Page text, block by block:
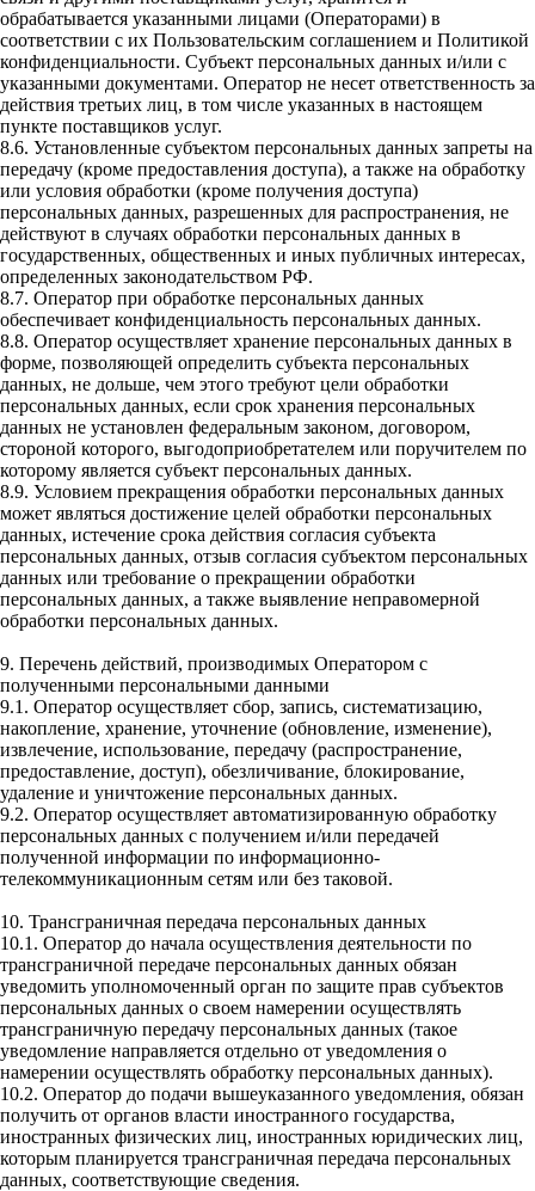
обрабатывается указанными лицами (Операторами) в
соответствии с их Пользовательским соглашением и Политикой
конфиденциальности. Субъект персональных данных и/или с
указанными документами. Оператор не несет ответственность за
действия третьих лиц, в том числе указанных в настоящем
пункте поставщиков услуг.
8.6. Установленные субъектом персональных данных запреты на
передачу (кроме предоставления доступа), а также на обработку
или условия обработки (кроме получения доступа)
персональных данных, разрешенных для распространения, не
действуют в случаях обработки персональных данных в
государственных, общественных и иных публичных интересах,
определенных законодательством РФ.
8.7. Оператор при обработке персональных данных
обеспечивает конфиденциальность персональных данных.
8.8. Оператор осуществляет хранение персональных данных в
форме, позволяющей определить субъекта персональных
данных, не дольше, чем этого требуют цели обработки
персональных данных, если срок хранения персональных
данных не установлен федеральным законом, договором,
стороной которого, выгодоприобретателем или поручителем по
которому является субъект персональных данных.
8.9. Условием прекращения обработки персональных данных
может являться достижение целей обработки персональных
данных, истечение срока действия согласия субъекта
персональных данных, отзыв согласия субъектом персональных
данных или требование о прекращении обработки
персональных данных, а также выявление неправомерной
обработки персональных данных.
9. Перечень действий, производимых Оператором с
полученными персональными данными
9.1. Оператор осуществляет сбор, запись, систематизацию,
накопление, хранение, уточнение (обновление, изменение),
извлечение, использование, передачу (распространение,
предоставление, доступ), обезличивание, блокирование,
удаление и уничтожение персональных данных.
9.2. Оператор осуществляет автоматизированную обработку
персональных данных с получением и/или передачей
полученной информации по информационно-
телекоммуникационным сетям или без таковой.
10. Трансграничная передача персональных данных
10.1. Оператор до начала осуществления деятельности по
трансграничной передаче персональных данных обязан
уведомить уполномоченный орган по защите прав субъектов
персональных данных о своем намерении осуществлять
трансграничную передачу персональных данных (такое
уведомление направляется отдельно от уведомления о
намерении осуществлять обработку персональных данных).
10.2. Оператор до подачи вышеуказанного уведомления, обязан
получить от органов власти иностранного государства,
иностранных физических лиц, иностранных юридических лиц,
которым планируется трансграничная передача персональных
данных, соответствующие сведения.